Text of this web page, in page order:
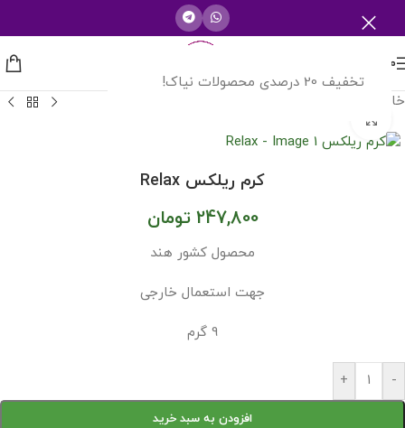
تخفیف 20 درصدی محصولات نیاک!
منو
خانه
کرم ریلکس Relax
247,800 تومان
محصول کشور هند
جهت استعمال خارجی
9 گرم
-
+
افزودن به سبد خرید